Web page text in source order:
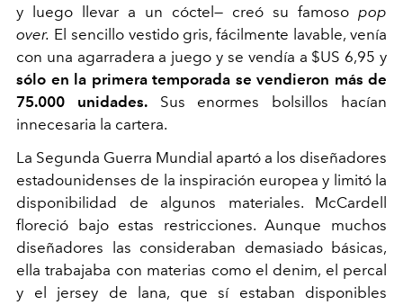
y luego llevar a un cóctel — creó su famoso pop
over. El sencillo vestido gris, fácilmente lavable, venía
con una agarradera a juego y se vendía a $US 6,95 y
sólo en la primera temporada se vendieron más de
75.000 unidades.Sus enormes bolsillos hacían
innecesaria la cartera.
La Segunda Guerra Mundial apartó a los diseñadores
estadounidenses de la inspiración europea y limitó la
disponibilidad de algunos materiales. McCardell
floreció bajo estas restricciones. Aunque muchos
diseñadores las consideraban demasiado básicas,
ella trabajaba con materias como el denim, el percal
y el jersey de lana, que sí estaban disponibles